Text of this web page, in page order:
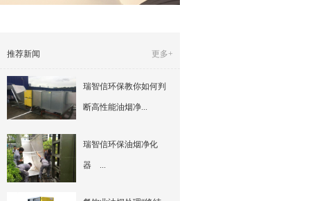
推荐新闻 更多+
瑞智信环保教你如何判
断高性能油烟净...
瑞智信环保油烟净化
器 ...